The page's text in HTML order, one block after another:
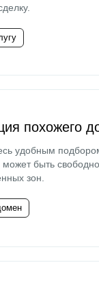
похожего
удобным
быть
зон.